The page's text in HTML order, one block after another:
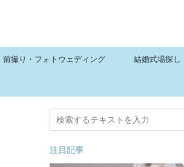
前撮り・フォトウェディング 結婚式場探し
注目記事